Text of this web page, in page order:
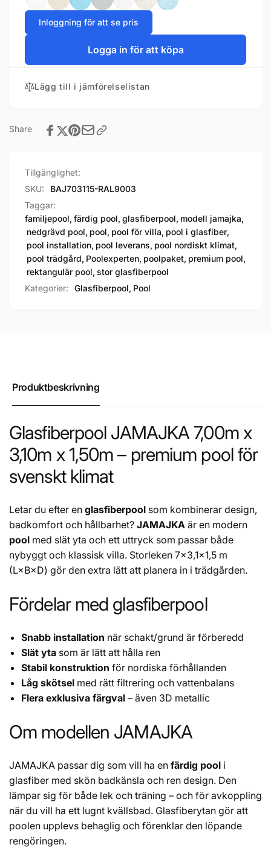
Inloggning för att se pris
Logga in för att köpa
Lägg till i jämförelselistan
Share
Tillgänglighet:
SKU:
BAJ703115-RAL9003
Taggar:
familjepool, färdig pool, glasfiberpool, modell jamajka,
nedgrävd pool, pool, pool för villa, pool i glasfiber,
pool installation, pool leverans, pool nordiskt klimat,
pool trädgård, Poolexperten, poolpaket, premium pool,
rektangulär pool, stor glasfiberpool
Kategorier:
Glasfiberpool, Pool
Produktbeskrivning
Glasfiberpool JAMAJKA 7,00m x
3,10m x 1,50m – premium pool för
svenskt klimat
Letar du efter en glasfiberpool som kombinerar design,
badkomfort och hållbarhet? JAMAJKA är en modern
pool med slät yta och ett uttryck som passar både
nybyggt och klassisk villa. Storleken 7×3,1×1,5 m
(L×B×D) gör den extra lätt att planera in i trädgården.
Fördelar med glasfiberpool
Snabb installation när schakt/grund är förberedd
Slät yta som är lätt att hålla ren
Stabil konstruktion för nordiska förhållanden
Låg skötsel med rätt filtrering och vattenbalans
Flera exklusiva färgval – även 3D metallic
Om modellen JAMAJKA
JAMAJKA passar dig som vill ha en färdig pool i
glasfiber med skön badkänsla och ren design. Den
lämpar sig för både lek och träning – och för avkoppling
när du vill ha ett lugnt kvällsbad. Glasfiberytan gör att
poolen upplevs behaglig och förenklar den löpande
rengöringen.